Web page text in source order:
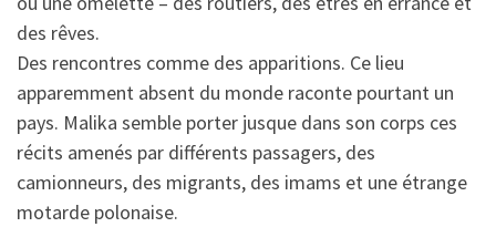
des rêves.
Des rencontres comme des apparitions. Ce lieu
apparemment absent du monde raconte pourtant un
pays. Malika semble porter jusque dans son corps ces
récits amenés par différents passagers, des
camionneurs, des migrants, des imams et une étrange
motarde polonaise.